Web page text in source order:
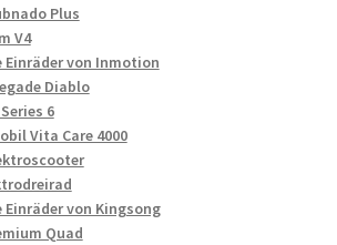
Plus
V4
Einräder von Inmotion
Diablo
6
Vita Care 4000
Einräder von Kingsong
Quad